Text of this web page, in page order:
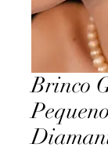
Brinco